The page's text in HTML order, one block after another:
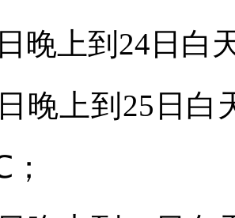
晚上到24日白
晚上到25日白